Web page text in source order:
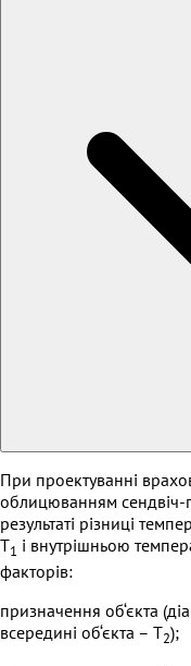
При проектуванні
облицюванням сендвіч-
результаті різниці
T1 і внутрішньою
факторів:
призначення об‘єкта
всередині об‘єкта – T2);